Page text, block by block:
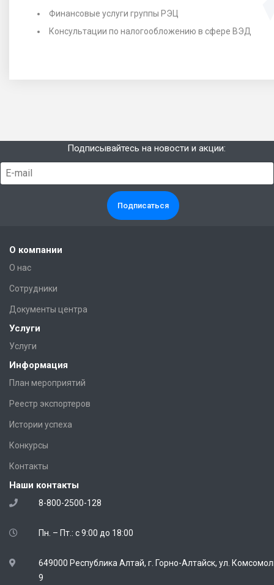
Финансовые услуги группы РЭЦ
Консультации по налогообложению в сфере ВЭД
Подписывайтесь на новости и акции:
О компании
О нас
Сотрудники
Документы центра
Услуги
Услуги
Информация
План мероприятий
Реестр экспортеров
Истории успеха
Конкурсы
Контакты
Наши контакты
8-800-2500-128
Пн. – Пт.: с 9:00 до 18:00
649000 Республика Алтай, г. Горно-Алтайск, ул.
9